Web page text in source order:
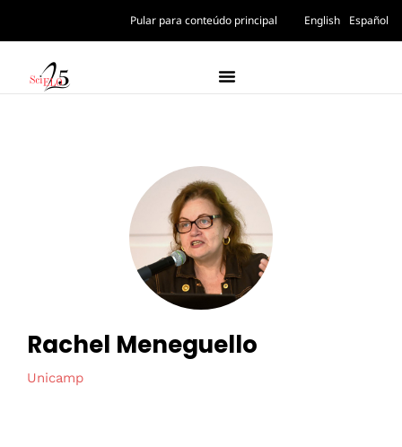
Pular para conteúdo principal English Español
Rachel Meneguello
Unicamp